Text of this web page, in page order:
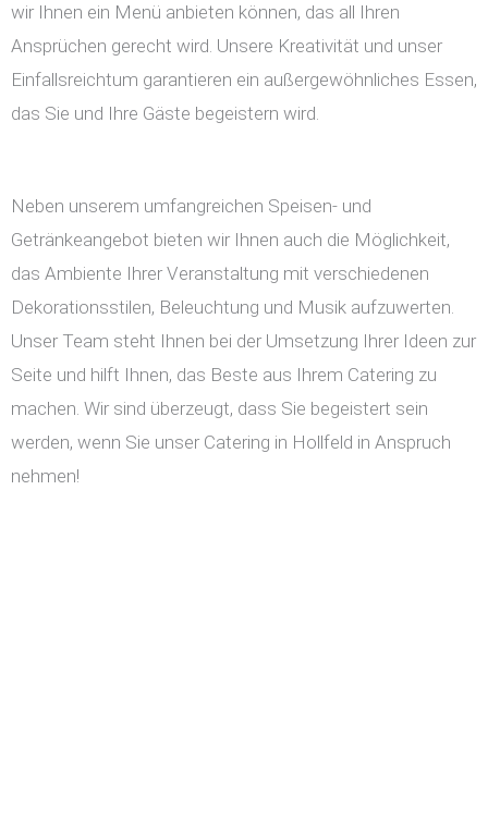
wir Ihnen ein Menü anbieten können, das all Ihren
Ansprüchen gerecht wird. Unsere Kreativität und unser
Einfallsreichtum garantieren ein außergewöhnliches Essen,
das Sie und Ihre Gäste begeistern wird.
Neben unserem umfangreichen Speisen- und
Getränkeangebot bieten wir Ihnen auch die Möglichkeit,
das Ambiente Ihrer Veranstaltung mit verschiedenen
Dekorationsstilen, Beleuchtung und Musik aufzuwerten.
Unser Team steht Ihnen bei der Umsetzung Ihrer Ideen zur
Seite und hilft Ihnen, das Beste aus Ihrem Catering zu
machen. Wir sind überzeugt, dass Sie begeistert sein
werden, wenn Sie unser Catering in Hollfeld in Anspruch
nehmen!